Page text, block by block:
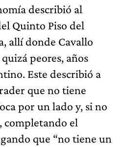
describió al
Quinto Piso del
allí donde Cavallo
peores, años
Este describió a
que no tiene
por un lado y, si no
completando el
que “no tiene un